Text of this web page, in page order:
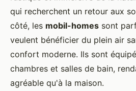
qui recherchent un retour aux
côté, les mobil-homes sont
veulent bénéficier du plein air
confort moderne. Ils sont
chambres et salles de bain,
agréable qu'à la maison.